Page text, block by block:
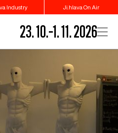
Industry Ji.hlava On Air
23. 10.–1. 11. 2026